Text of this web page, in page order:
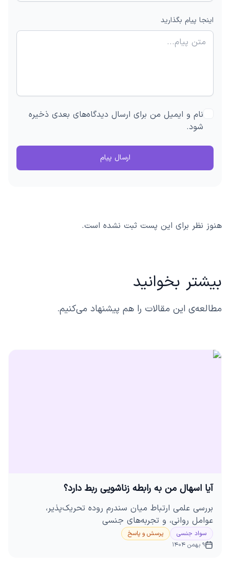
اینجا پیام بگذارید
نام و ایمیل من برای ارسال دیدگاه‌های بعدی ذخیره
شود.
ارسال پیام
هنوز نظر برای این پست ثبت نشده است.
بیشتر بخوانید
مطالعه‌ی این مقالات را هم پیشنهاد می‌کنیم.
آیا اسهال من به رابطه زناشویی ربط دارد؟
بررسی علمی ارتباط میان سندرم روده تحریک‌پذیر،
عوامل روانی، و تجربه‌های جنسی
سواد جنسی
پرسش و پاسخ
9 بهمن 1404